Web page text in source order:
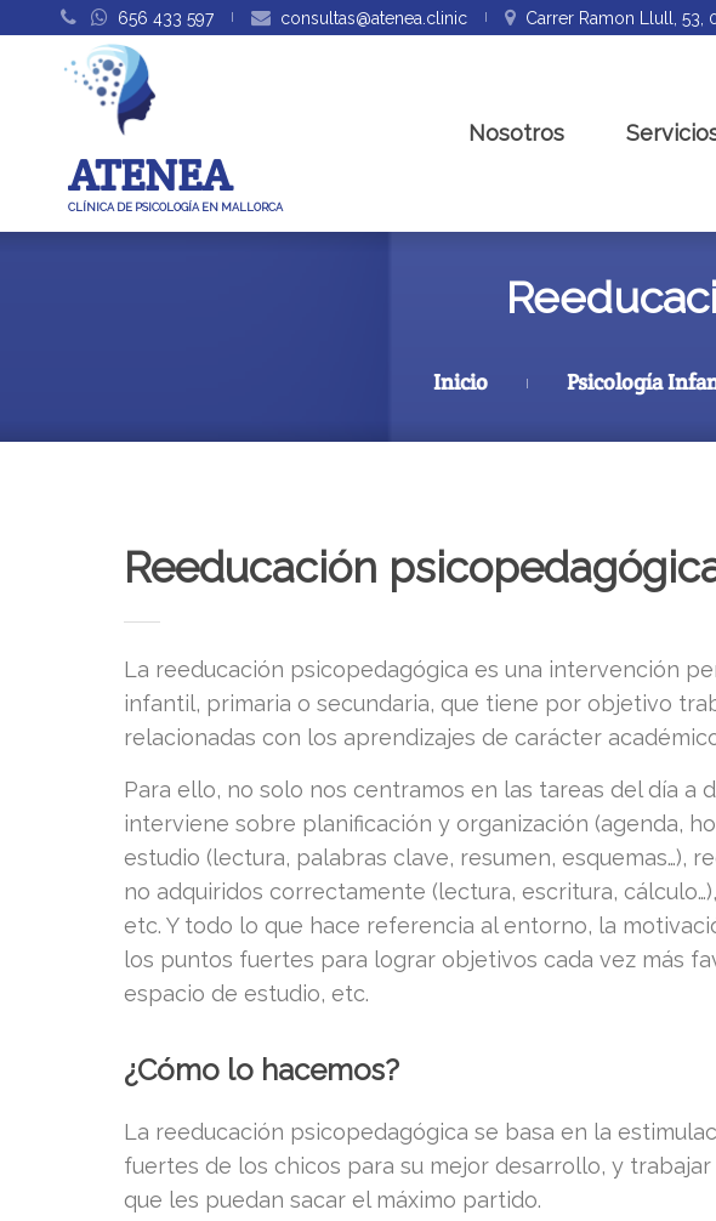
656 433 597 consultas@atenea.clinic Carrer Ramon Llull, 53,
ATENEA
CLÍNICA DE PSICOLOGÍA EN MALLORCA
Nosotros
Inicio Psicología
Reeducación
La reeducación psicopedagógica es una intervención
infantil, primaria o secundaria, que tiene por objetivo
relacionadas con los aprendizajes de carácter
Para ello, no solo nos centramos en las tareas del día a
interviene sobre planificación y organización (agenda,
estudio (lectura, palabras clave, resumen, esquemas…),
no adquiridos correctamente (lectura, escritura,
etc. Y todo lo que hace referencia al entorno, la
los puntos fuertes para lograr objetivos cada vez más
espacio de estudio, etc.
¿Cómo lo hacemos?
La reeducación psicopedagógica se basa en la
fuertes de los chicos para su mejor desarrollo, y
que les puedan sacar el máximo partido.